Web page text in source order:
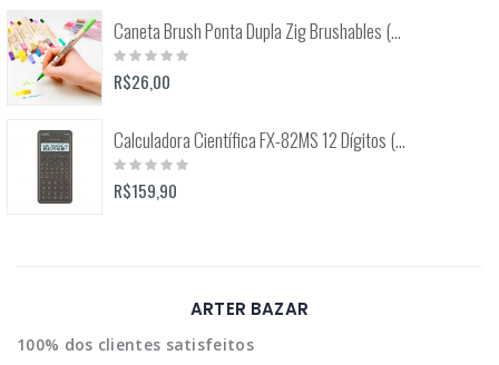
Caneta Brush Ponta Dupla Zig Brushables (Kuretake)
Rating:
0%
R$26,00
Calculadora Científica FX-82MS 12 Dígitos (Casio)
Rating:
0%
R$159,90
ARTER BAZAR
100% dos clientes satisfeitos